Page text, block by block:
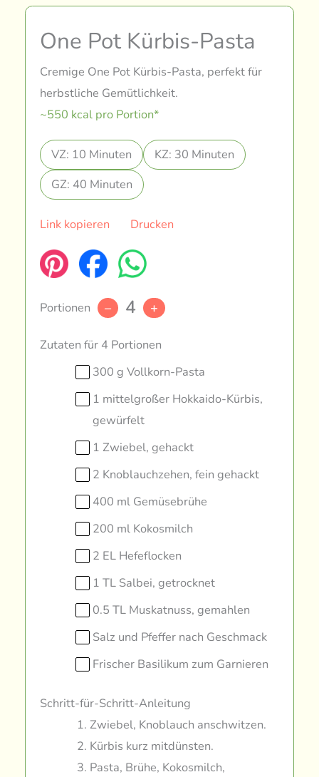
One Pot Kürbis-Pasta
Cremige One Pot Kürbis-Pasta, perfekt für
herbstliche Gemütlichkeit.
~550 kcal pro Portion*
VZ: 10 Minuten
KZ: 30 Minuten
GZ: 40 Minuten
Link kopieren Drucken
Portionen – 4 +
Zutaten für 4 Portionen
300 g Vollkorn-Pasta
1 mittelgroßer Hokkaido-Kürbis,
gewürfelt
1 Zwiebel, gehackt
2 Knoblauchzehen, fein gehackt
400 ml Gemüsebrühe
200 ml Kokosmilch
2 EL Hefeflocken
1 TL Salbei, getrocknet
0.5 TL Muskatnuss, gemahlen
Salz und Pfeffer nach Geschmack
Frischer Basilikum zum Garnieren
Schritt-für-Schritt-Anleitung
Zwiebel, Knoblauch anschwitzen.
Kürbis kurz mitdünsten.
Pasta, Brühe, Kokosmilch,